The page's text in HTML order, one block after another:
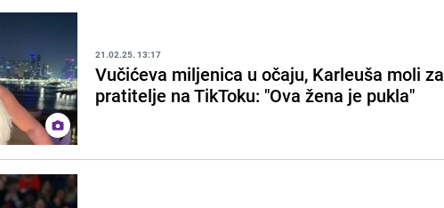
21.02.25. 13:17
Vučićeva miljenica u očaju, Karleuša moli za
pratitelje na TikToku: "Ova žena je pukla"